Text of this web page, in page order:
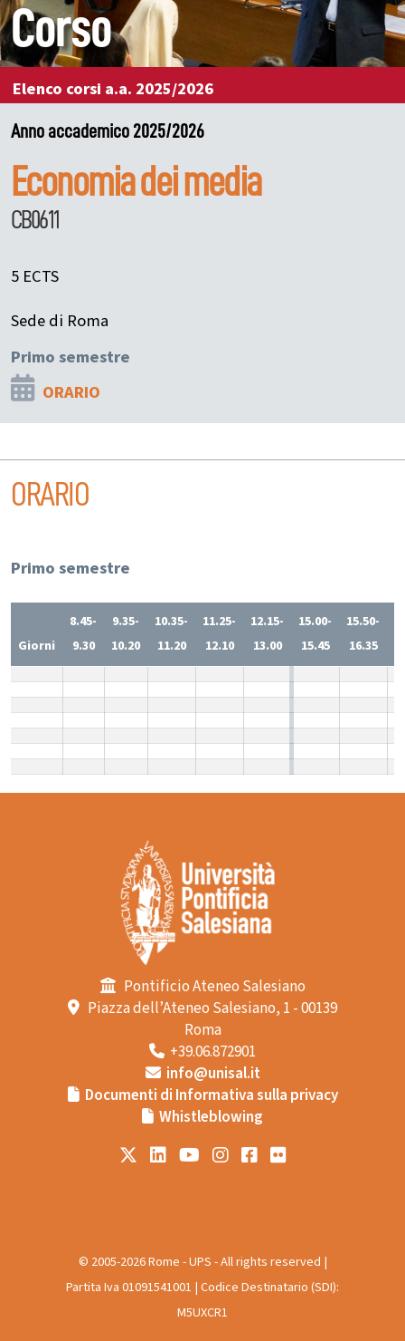
Corso
Elenco corsi a.a. 2025/2026
Anno accademico 2025/2026
Economia dei media
CB0611
5 ECTS
Sede di Roma
Primo semestre
ORARIO
ORARIO
Primo semestre
Giorni
8.45-
9.30
9.35-
10.20
10.35-
11.20
11.25-
12.10
12.15-
13.00
15.00-
15.45
15.50-
16.35
Pontificio Ateneo Salesiano
Piazza dell’Ateneo Salesiano, 1 - 00139
Roma
+39.06.872901
info@unisal.it
Documenti di Informativa sulla privacy
Whistleblowing
© 2005-2026 Rome - UPS - All rights reserved |
Partita Iva 01091541001 | Codice Destinatario (SDI):
M5UXCR1